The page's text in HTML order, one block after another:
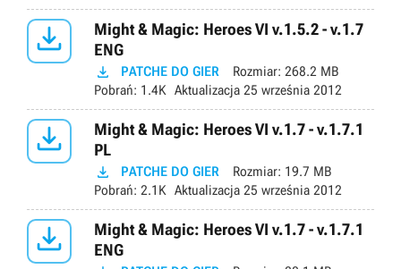

Might & Magic: Heroes VI v.1.5.2 - v.1.7
ENG
 PATCHE DO GIER Rozmiar: 268.2 MB
Pobrań: 1.4K Aktualizacja 25 września 2012

Might & Magic: Heroes VI v.1.7 - v.1.7.1
PL
 PATCHE DO GIER Rozmiar: 19.7 MB
Pobrań: 2.1K Aktualizacja 25 września 2012

Might & Magic: Heroes VI v.1.7 - v.1.7.1
ENG